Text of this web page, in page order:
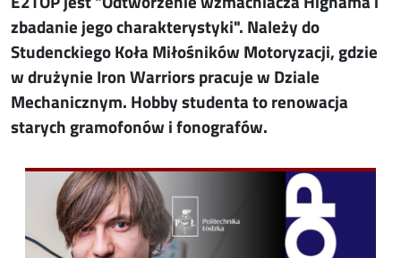
zbadanie jego charakterystyki". Należy do
Studenckiego Koła Miłośników Motoryzacji, gdzie
w drużynie Iron Warriors pracuje w Dziale
Mechanicznym. Hobby studenta to renowacja
starych gramofonów i fonografów.
Image